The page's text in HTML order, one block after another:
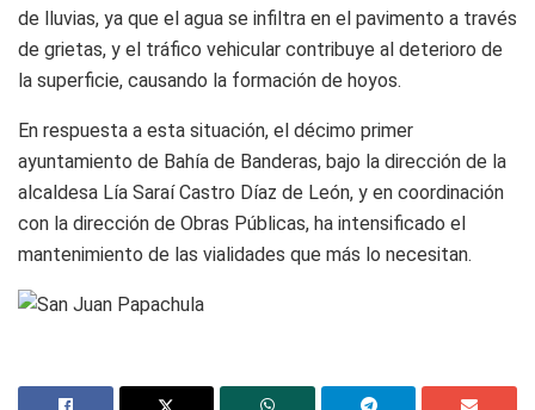
de lluvias, ya que el agua se infiltra en el pavimento a través
de grietas, y el tráfico vehicular contribuye al deterioro de
la superficie, causando la formación de hoyos.
En respuesta a esta situación, el décimo primer
ayuntamiento de Bahía de Banderas, bajo la dirección de la
alcaldesa Lía Saraí Castro Díaz de León, y en coordinación
con la dirección de Obras Públicas, ha intensificado el
mantenimiento de las vialidades que más lo necesitan.